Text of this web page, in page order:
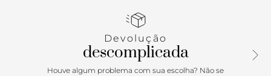
- com detalhes em perfuros e texturas por todo o cabedal.
design de recorte imponente na parte superior do cano.
Vem com fita em gorgurão de mesmo tom aplicada na
parte traseira, facilitando o calce. Com tag lateral em tecido
Devolução
descomplicada
Houve algum problema com sua escolha? Não se